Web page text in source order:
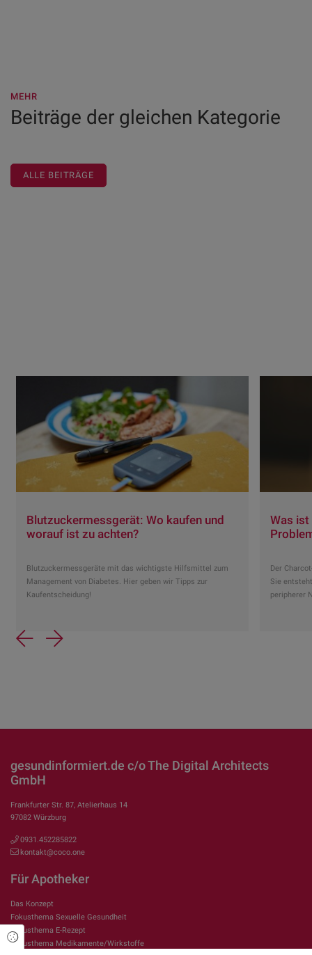
MEHR
Beiträge der gleichen Kategorie
ALLE BEITRÄGE
Blutzuckermessgerät: Wo kaufen und
worauf ist zu achten?
Blutzuckermessgeräte mit das wichtigste Hilfsmittel zum
Management von Diabetes. Hier geben wir Tipps zur
Kaufentscheidung!
Was ist
Der
Sie
peripherer
Previous
Next
gesundinformiert.de c/o The Digital Architects
GmbH
Frankfurter Str. 87, Atelierhaus 14
97082 Würzburg
0931.452285822
kontakt@coco.one
Für Apotheker
Das Konzept
Fokusthema Sexuelle Gesundheit
Fokusthema E-Rezept
Fokusthema Medikamente/Wirkstoffe
Cookie Einstellungen